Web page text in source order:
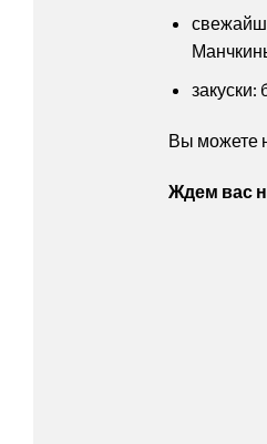
закуски:
Вы можете
Ждем вас